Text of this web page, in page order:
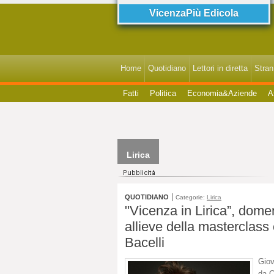
VicenzaPiù Edicola
Home Quotidiano Lettori in diretta
Fatti Politica Economia&Aziende
Lirica
QUOTIDIANO Categorie: Lirica
"Vicenza in Lirica”,
allieve della
Bacelli